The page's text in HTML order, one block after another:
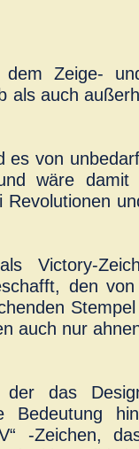
dem Zeige-
als auch
es von
wäre damit
Victory-
den
auch nur
der das
Bedeutung
-Zeichen,